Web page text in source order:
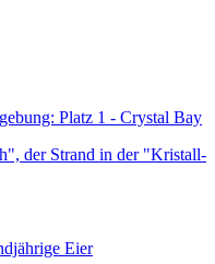
Platz 1 - Crystal Bay
der Strand in der "Kristall-
Eier